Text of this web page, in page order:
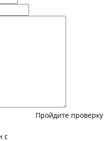
Пройдите проверку
с